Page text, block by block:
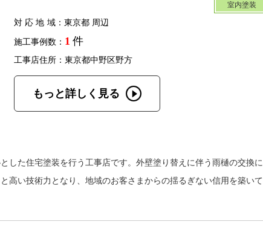
室内塗装
対応地域：東京都 周辺
施工事例数： 1 件
工事店住所：東京都中野区野方
もっと詳しく見る
した住宅塗装を行う工事店です。外壁塗り替えに伴う雨樋の交換に
高い技術力となり、地域のお客さまからの揺るぎない信用を築いて